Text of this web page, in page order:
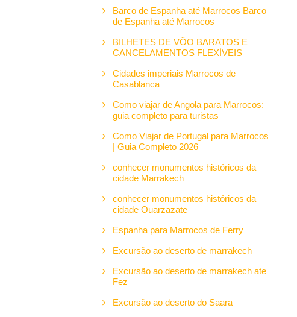
Barco de Espanha até Marrocos Barco
de Espanha até Marrocos
BILHETES DE VÔO BARATOS E
CANCELAMENTOS FLEXÍVEIS
Cidades imperiais Marrocos de
Casablanca
Como viajar de Angola para Marrocos:
guia completo para turistas
Como Viajar de Portugal para Marrocos
| Guia Completo 2026
conhecer monumentos históricos da
cidade Marrakech
conhecer monumentos históricos da
cidade Ouarzazate
Espanha para Marrocos de Ferry
Excursão ao deserto de marrakech
Excursão ao deserto de marrakech ate
Fez
Excursão ao deserto do Saara